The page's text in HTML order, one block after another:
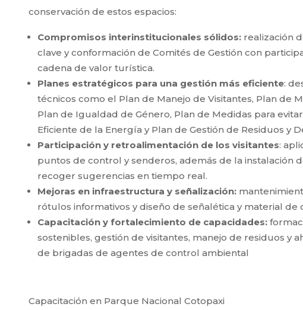
conservación de estos espacios:
Compromisos interinstitucionales sólidos:realización
clave y conformación de Comités de Gestión con
cadena de valor turística.
Planes estratégicos para una gestión más eficiente:
técnicos como el Plan de Manejo de Visitantes, Plan de
Plan de Igualdad de Género, Plan de Medidas para
Eficiente de la Energía y Plan de Gestión de Residuos y
Participación y retroalimentación de los visitantes:
puntos de control y senderos, además de la instalación
recoger sugerencias en tiempo real.
Mejoras en infraestructura y señalización:
rótulos informativos y diseño de señalética y material de
Capacitación y fortalecimiento de capacidades:
sostenibles, gestión de visitantes, manejo de residuos y
de brigadas de agentes de control ambiental
Capacitación en Parque Nacional Cotopaxi